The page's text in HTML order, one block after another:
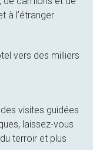
à l’étranger
vers des milliers
visites guidées
laissez-vous
terroir et plus